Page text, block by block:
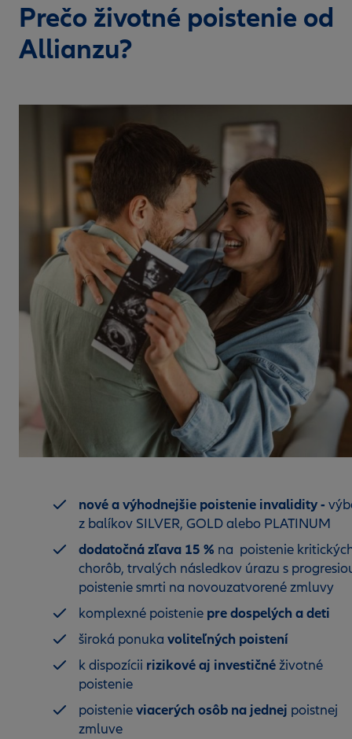
Prečo životné poistenie od
Allianzu?
nové a výhodnejšie poistenie invalidity -
z balíkov SILVER, GOLD alebo PLATINUM
dodatočná zľava 15 % na poistenie
chorôb, trvalých následkov úrazu s
poistenie smrti na novouzatvorené zmluvy
komplexné poistenie pre dospelých a deti
široká ponuka voliteľných poistení
k dispozícii rizikové aj investičnéživotné
poistenie
poistenieviacerých osôb na jednej poistnej
zmluve